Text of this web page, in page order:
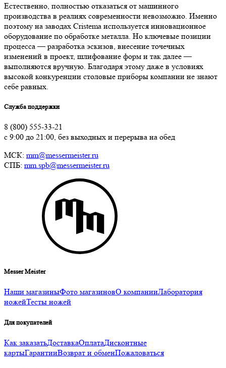
Естественно, полностью отказаться от машинного
производства в реалиях современности невозможно. Именно
поэтому на заводах Cristema используется инновационное
оборудование по обработке металла. Но ключевые позиции
процесса — разработка эскизов, внесение точечных
изменений в проект, шлифование форм и так далее —
выполняются вручную. Благодаря этому даже в условиях
высокой конкуренции столовые приборы компании не знают
себе равных.
Служба поддержки
8 (800) 555-33-21
с 9:00 до 21:00, без выходных и перерыва на обед
МСК: mm@messermeister.ru
СПБ: mm.spb@messermeister.ru
Messer Meister
Наши магазиныФото магазиновО компанииЛаборатория
ножейТесты ножей
Для покупателей
Как заказатьДоставкаОплатаДисконтные
картыГарантииВозврат и обменПожаловаться